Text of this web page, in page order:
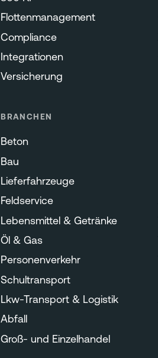
Flottenmanagement
Compliance
Integrationen
Versicherung
BRANCHEN
Beton
Bau
Lieferfahrzeuge
Feldservice
Lebensmittel & Getränke
Öl & Gas
Personenverkehr
Schultransport
Lkw-Transport & Logistik
Abfall
Groß- und Einzelhandel